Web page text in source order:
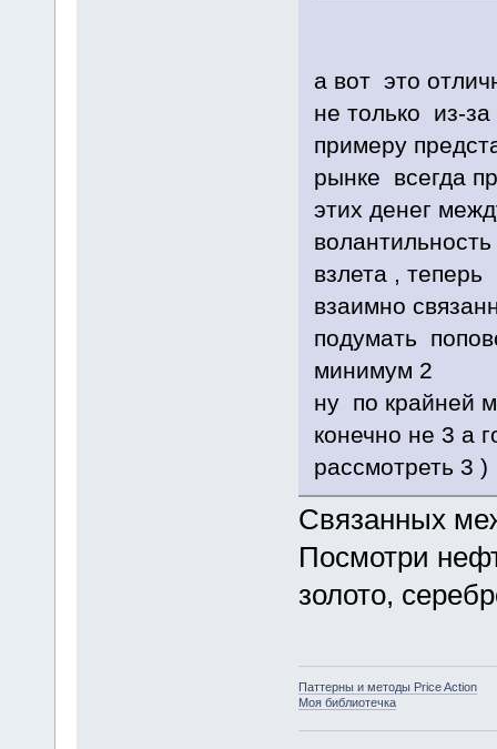
а вот это
не только из-
примеру
рынке всегда
этих денег
взлета ,
взаимно
подумать
минимум 2
ну по крайней
конечно не 3 а
рассмотреть 3 )
Связанных
Посмотри
золото,
Паттерны и методы Price Action
Моя библиотечка